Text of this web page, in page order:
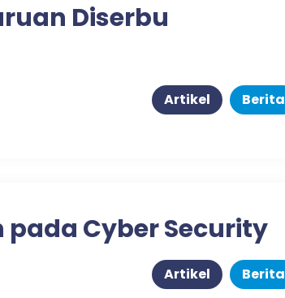
Diserbu
Artikel Berita
Cyber Security
Artikel Berita